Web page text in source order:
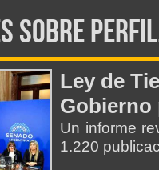
sobre
Ley de
Gobierno
Un informe
1.220